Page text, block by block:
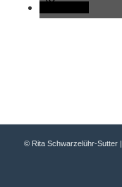
© Rita Schwarzelühr-Sutter |